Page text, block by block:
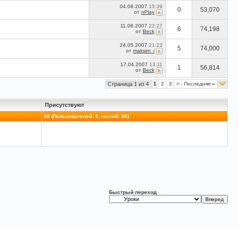
04.08.2007 15:39
от nPlay 0 53,070
11.06.2007 22:27
от Beck 6 74,198
24.05.2007 21:23
от maksim_i 5 74,000
17.04.2007 13:11
от Beck 1 56,814
Страница 1 из 4 1 2 3 > Последняя »
Присутствуют
90 (Пользователей: 0, гостей: 90)
Быстрый переход